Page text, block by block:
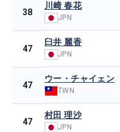
38
川﨑 春花
JPN
47
臼井 麗香
JPN
47
ウー・チャイェン
TWN
47
村田 理沙
JPN